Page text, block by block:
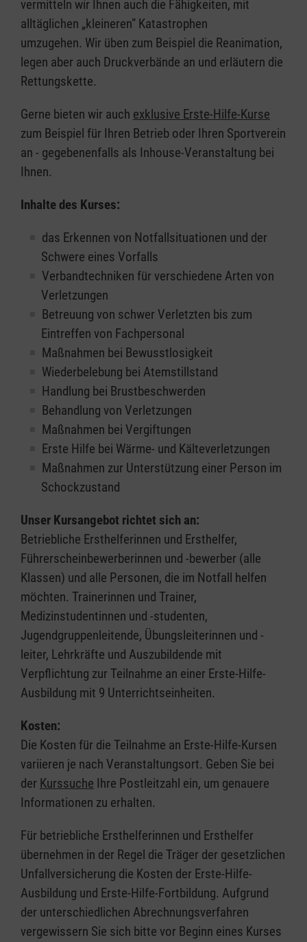
vermitteln wir Ihnen auch die Fähigkeiten, mit
alltäglichen „kleineren” Katastrophen
umzugehen. Wir üben zum Beispiel die Reanimation,
legen aber auch Druckverbände an und erläutern die
Rettungskette.
Gerne bieten wir auch exklusive Erste-Hilfe-Kurse
zum Beispiel für Ihren Betrieb oder Ihren Sportverein
an - gegebenenfalls als Inhouse-Veranstaltung bei
Ihnen.
Inhalte des Kurses:
das Erkennen von Notfallsituationen und der
Schwere eines Vorfalls
Verbandtechniken für verschiedene Arten von
Verletzungen
Betreuung von schwer Verletzten bis zum
Eintreffen von Fachpersonal
Maßnahmen bei Bewusstlosigkeit
Wiederbelebung bei Atemstillstand
Handlung bei Brustbeschwerden
Behandlung von Verletzungen
Maßnahmen bei Vergiftungen
Erste Hilfe bei Wärme- und Kälteverletzungen
Maßnahmen zur Unterstützung einer Person im
Schockzustand
Unser Kursangebot richtet sich an:
Betriebliche Ersthelferinnen und Ersthelfer,
Führerscheinbewerberinnen und -bewerber (alle
Klassen) und alle Personen, die im Notfall helfen
möchten. Trainerinnen und Trainer,
Medizinstudentinnen und -studenten,
Jugendgruppenleitende, Übungsleiterinnen und -
leiter, Lehrkräfte und Auszubildende mit
Verpflichtung zur Teilnahme an einer Erste-Hilfe-
Ausbildung mit 9 Unterrichtseinheiten.
Kosten:
Die Kosten für die Teilnahme an Erste-Hilfe-Kursen
variieren je nach Veranstaltungsort. Geben Sie bei
der Kurssuche Ihre Postleitzahl ein, um genauere
Informationen zu erhalten.
Für betriebliche Ersthelferinnen und Ersthelfer
übernehmen in der Regel die Träger der gesetzlichen
Unfallversicherung die Kosten der Erste-Hilfe-
Ausbildung und Erste-Hilfe-Fortbildung. Aufgrund
der unterschiedlichen Abrechnungsverfahren
vergewissern Sie sich bitte vor Beginn eines Kurses